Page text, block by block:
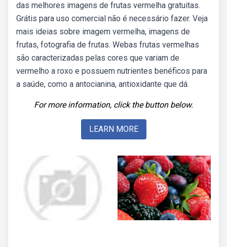
das melhores imagens de frutas vermelha gratuitas.
Grátis para uso comercial não é necessário fazer. Veja
mais ideias sobre imagem vermelha, imagens de
frutas, fotografia de frutas. Webas frutas vermelhas
são caracterizadas pelas cores que variam de
vermelho a roxo e possuem nutrientes benéficos para
a saúde, como a antocianina, antioxidante que dá.
For more information, click the button below.
LEARN MORE